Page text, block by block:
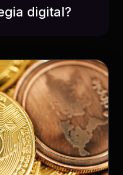
digital?